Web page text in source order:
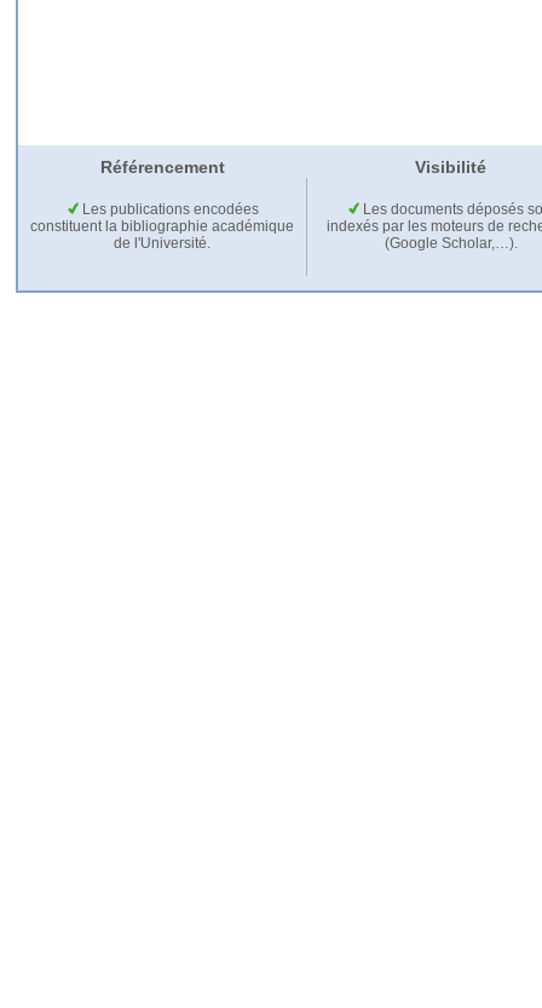
Référencement Visibilité
Les publications encodées
constituent la bibliographie académique
de l'Université.
Les documents déposés
indexés par les moteurs de
(Google Scholar,…).